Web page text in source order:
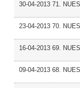
30-04-2013 71.
23-04-2013 70.
16-04-2013 69.
09-04-2013 68.